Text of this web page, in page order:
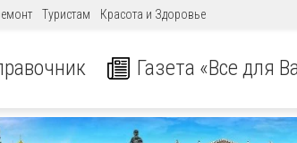
Туристам Красота и Здоровье
Газета «Все для